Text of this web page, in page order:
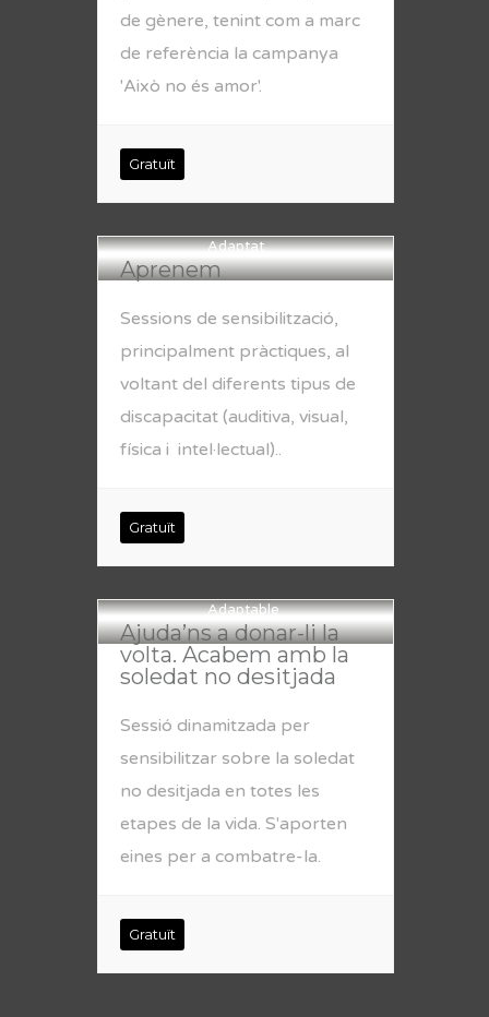
de gènere, tenint com a marc
de referència la campanya
'Això no és amor'.
Gratuït
Adaptat
Aprenem
Sessions de sensibilització,
principalment pràctiques, al
voltant del diferents tipus de
discapacitat (auditiva, visual,
física i intel·lectual)..
Gratuït
Adaptable
Ajuda’ns a donar-li la
volta. Acabem amb la
soledat no desitjada
Sessió dinamitzada per
sensibilitzar sobre la soledat
no desitjada en totes les
etapes de la vida. S'aporten
eines per a combatre-la.
Gratuït